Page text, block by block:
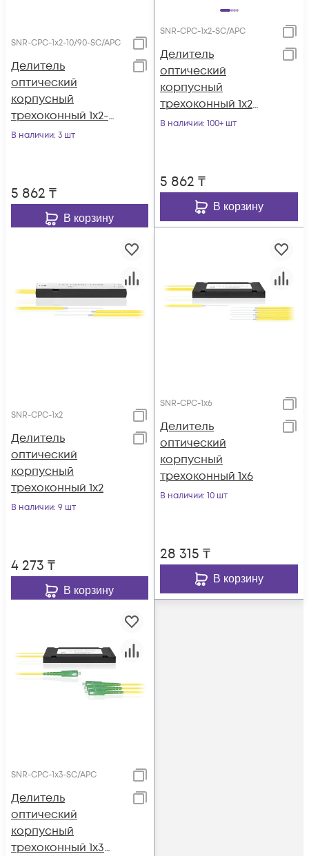
SNR-CPC-1x2-10/90-SC/APC
Делитель
оптический
корпусный
трехоконный 1х2-
10/90 SC/APC
В наличии: 3 шт
5 862 ₸
В корзину
SNR-CPC-1x2-SC/APC
Делитель
оптический
корпусный
трехоконный 1х2
SC/APC
В наличии: 100+ шт
5 862 ₸
В корзину
SNR-CPC-1x2
Делитель
оптический
корпусный
трехоконный 1х2
В наличии: 9 шт
4 273 ₸
В корзину
SNR-CPC-1x6
Делитель
оптический
корпусный
трехоконный 1х6
В наличии: 10 шт
28 315 ₸
В корзину
SNR-CPC-1x3-SC/APC
Делитель
оптический
корпусный
трехоконный 1х3